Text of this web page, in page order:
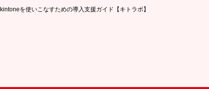
kintoneを使いこなすための導入支援ガイド【キトラボ】